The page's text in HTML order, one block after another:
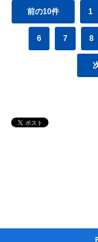
前の10件 1
6 7 8